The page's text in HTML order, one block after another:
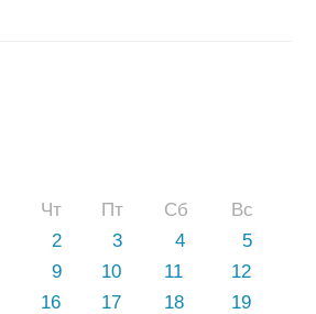
Чт Пт Сб
Вс
2 3 4
5
9 10 11
12
16 17 18
19